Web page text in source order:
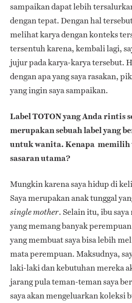
sampaikan dapat lebih
dengan tepat. Dengan hal
melihat karya dengan konteks
tersentuh karena, kembali lagi,
jujur pada karya-karya tersebut.
dengan apa yang saya rasakan,
yang ingin saya sampaikan.
Label TOTON yang Anda rintis
merupakan sebuah label yang
untuk wanita. Kenapa memilih
sasaran utama?
Mungkin karena saya hidup di
Saya merupakan anak tunggal
single mother. Selain itu, ibu
yang memang banyak
yang membuat saya bisa lebih
mata perempuan. Maksudnya,
laki-laki dan kebutuhan mereka
jarang pula teman-teman saya
saya akan mengeluarkan koleksi